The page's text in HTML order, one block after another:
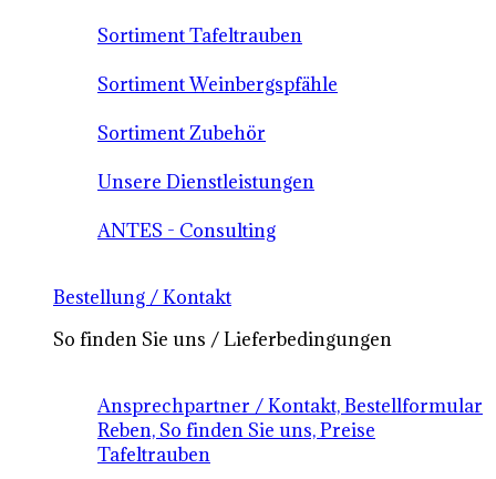
Sortiment Tafeltrauben
Sortiment Weinbergspfähle
Sortiment Zubehör
Unsere Dienstleistungen
ANTES - Consulting
Bestellung / Kontakt
So finden Sie uns / Lieferbedingungen
Ansprechpartner / Kontakt, Bestellformular
Reben, So finden Sie uns, Preise
Tafeltrauben